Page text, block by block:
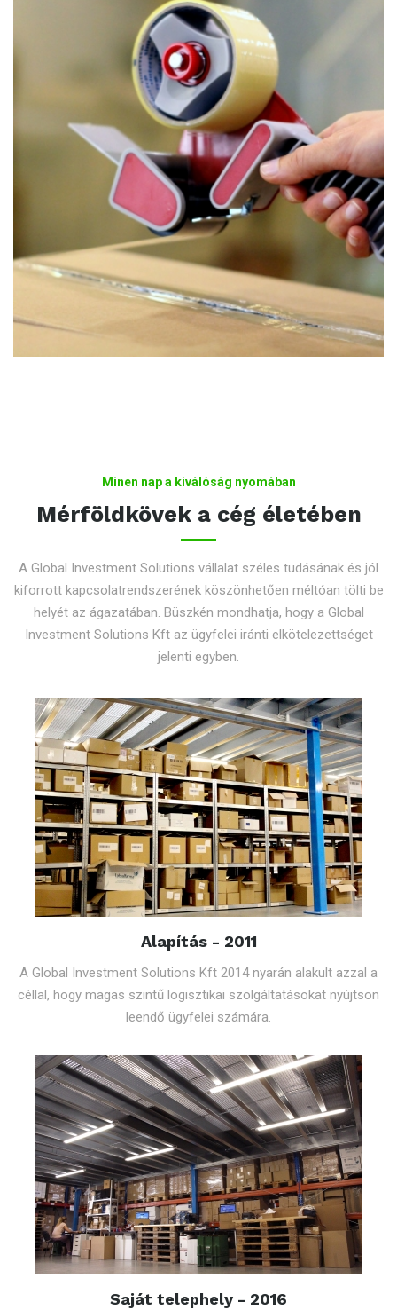
Minen nap a kiválóság nyomában
Mérföldkövek a cég életében
A Global Investment Solutions vállalat széles tudásának és jól
kiforrott kapcsolatrendszerének köszönhetően méltóan tölti be
helyét az ágazatában. Büszkén mondhatja, hogy a Global
Investment Solutions Kft az ügyfelei iránti elkötelezettséget
jelenti egyben.
Alapítás - 2011
A Global Investment Solutions Kft 2014 nyarán alakult azzal a
céllal, hogy magas szintű logisztikai szolgáltatásokat nyújtson
leendő ügyfelei számára.
Saját telephely - 2016